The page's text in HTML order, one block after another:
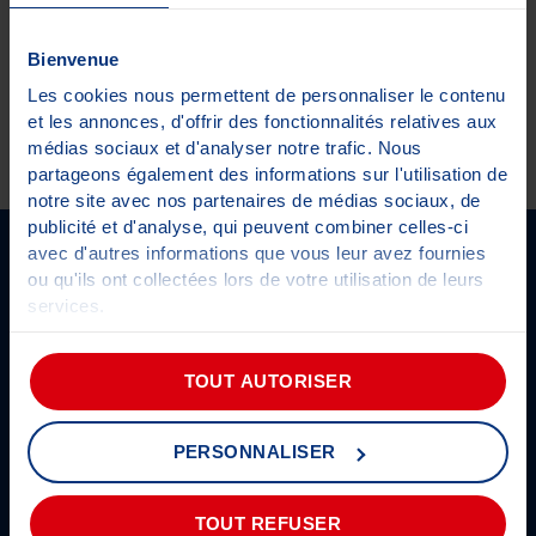
Bienvenue
Les cookies nous permettent de personnaliser le contenu
et les annonces, d'offrir des fonctionnalités relatives aux
médias sociaux et d'analyser notre trafic. Nous
partageons également des informations sur l'utilisation de
notre site avec nos partenaires de médias sociaux, de
publicité et d'analyse, qui peuvent combiner celles-ci
avec d'autres informations que vous leur avez fournies
ou qu'ils ont collectées lors de votre utilisation de leurs
services.
Pour plus d'informations sur les cookies,cliquez-ici.
TOUT AUTORISER
PERSONNALISER
TOUT REFUSER
←
→
Prendre rendez-vous
Être alerté
Informations CT
FAQ
Les engagements Autosur
Actualités
Présentation du groupe
Découvrez Autosur